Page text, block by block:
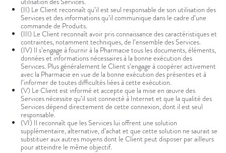
(II) Le Client reconnaît qu’il est seul responsable de son utilisation des
Services et des informations qu’il communique dans le cadre d’une
commande de Produits.
(III) Le Client reconnaît avoir pris connaissance des caractéristiques et
contraintes, notamment techniques, de l’ensemble des Services.
(IV) Il s’engage à fournir à la Pharmacie tous les documents, éléments,
données et informations nécessaires à la bonne exécution des
Services. Plus généralement le Client s’engage à coopérer activement
avec la Pharmacie en vue de la bonne exécution des présentes et à
l’informer de toutes difficultés liées à cette exécution.
(V) Le Client est informé et accepte que la mise en œuvre des
Services nécessite qu’il soit connecté à Internet et que la qualité des
Services dépend directement de cette connexion, dont il est seul
responsable.
(VI) Il reconnaît que les Services lui offrent une solution
supplémentaire, alternative, d’achat et que cette solution ne saurait se
substituer aux autres moyens dont le Client peut disposer par ailleurs
pour atteindre le même objectif.